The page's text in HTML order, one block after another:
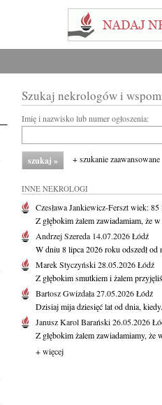
Szukaj nekrologów i
Imię i nazwisko lub numer ogłoszenia:
+ szukanie zaawansowane
INNE NEKROLOGI
Czesława Jankiewicz-Fersztwiek: 85
Z głębokim żalem zawiadamiam, że
Andrzej Szereda 14.07.2026Łódź
W dniu 8 lipca 2026 roku odszedł od
Marek Styczyński28.05.2026Łódź
Z głębokim smutkiem i żalem
Bartosz Gwizdała27.05.2026Łódź
Dzisiaj mija dziesięć lat od dnia,
Janusz Karol Barański26.05.2026
Z głębokim żalem zawiadamiamy, że
+ więcej